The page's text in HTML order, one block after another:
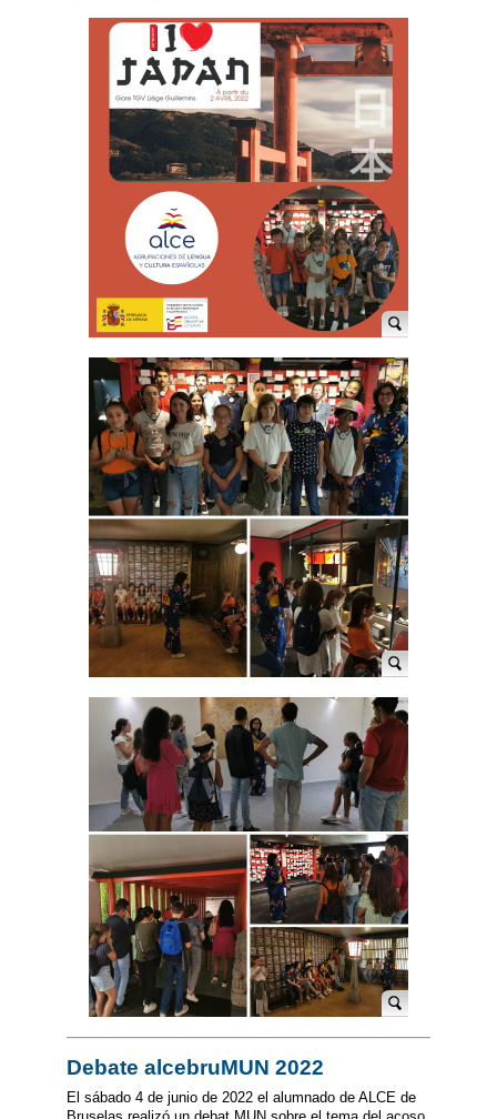
Debate alcebruMUN 2022
El sábado 4 de junio de 2022 el alumnado de ALCE de